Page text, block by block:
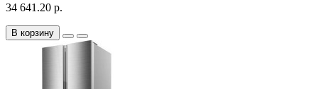
34 641.20 р.
В корзину